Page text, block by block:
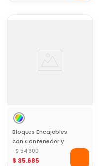
Bloques Encajables
con Contenedor y
Tapa Clasificadora
Baby Mine
$ 54.900
$ 35.685